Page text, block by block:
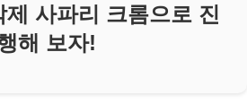
제 사파리 크롬으로 진
해 보자!